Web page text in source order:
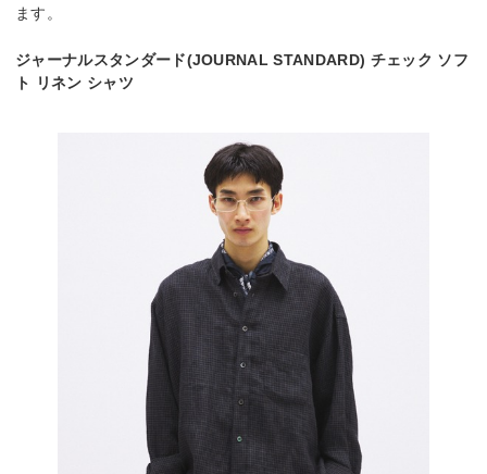
ます。
ジャーナルスタンダード(JOURNAL STANDARD) チェック ソフ
ト リネン シャツ